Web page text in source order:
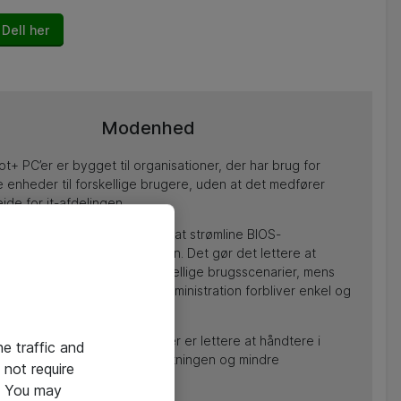
her
Modenhed
PC’er er bygget til organisationer, der har brug for
enheder til forskellige brugere, uden at det medfører
for it-afdelingen.
kompleksiteten ved at strømline BIOS-
på tværs af porteføljen. Det gør det lettere at
forskellige modeller til forskellige brugsscenarier, mens
opdateringer og løbende administration forbliver enkel og
er en bredere portefølje, der er lettere at håndtere i
mere fleksibilitet for forretningen og mindre
for it-afdelingen.
traffic and
require
may